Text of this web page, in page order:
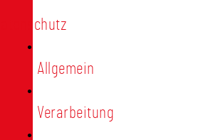
Datenschutz
Allgemein
Verarbeitung